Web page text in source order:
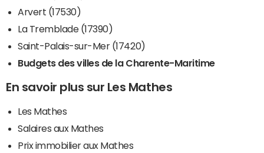
Arvert (17530)
La Tremblade (17390)
Saint-Palais-sur-Mer (17420)
Budgets des villes de la Charente-Maritime
En savoir plus sur Les Mathes
Les Mathes
Salaires aux Mathes
Prix immobilier aux Mathes